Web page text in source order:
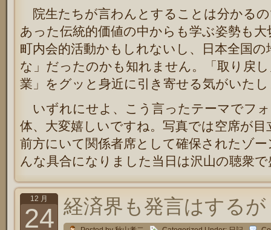
院生たちが言わんとすることは分かる
あった伝統的価値の中からも学ぶ姿勢も
町内会的活動かもしれないし、日本全国
な」だったのかも知れません。「取り戻
業」をグッと身近に引き寄せる気がいた
いずれにせよ、こう言ったテーマでフ
体、大変嬉しいですね。写真では空席が
前方にいて関係者席として確保されたゾ
んな具合になりました当日は沢山の聴衆
12 月
24 経済界も発言はする